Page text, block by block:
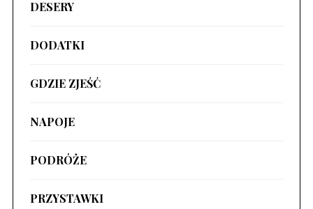
DESERY
DODATKI
GDZIE ZJEŚĆ
NAPOJE
PODRÓŻE
PRZYSTAWKI